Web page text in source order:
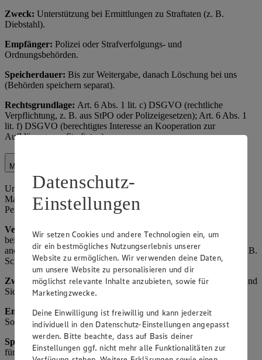
Zweck: Unterstützung bei Ermittlungen zu Straftaten (z. B.
Diebstahl).
Empfänger: Polizei oder Strafverfolgungs- und
Ordnungsbehörden.
Speicherdauer: Bis zur Weitergabe, danach Löschung bei uns
(Behörden speichern separat).
Rechtsgrundlage: Art. 6 Abs. 1 lit. c) DSGVO (rechtliche
Verpflichtung, z. B. aus StPO oder Polizeigesetzen); Art. 6 Abs. 1
lit. f) DSGVO (berechtigtes Interesse an Kooperation zur
Aufklärung von Straftaten).
Marktorganisation
Unter Marktorganisation fallen die interne Organisation des
Marktbetriebs, einschließlich Lagerverwaltung,
Personaleinsatzplanung und Kundenservice-Optimierung.
Verarbeitete Daten: Name und Kontaktdaten von Kunden (z. B.
bei Reservierungen oder Beschwerden), Einkaufsverhalten (z. B.
anonymisierte Statistiken zu Verkaufszahlen), Mitarbeiterdaten (z. B.
Schichtpläne).
Zweck:Effiziente Betriebsführung, Verbesserung des Angebots und
Sicherstellung der Verfügbarkeit von Waren.
Empfänger: Interne Abteilungen, ggf. externe Dienstleister für
Software (z. B. ERP-Systeme als Auftragsverarbeiter).
Speicherdauer : Bis zum Erreichen des Zwecks, maximal 3 Jahre
für Analysen, danach Anonymisierung oder Löschung.
Datenschutz-
Einstellungen
Wir setzen Cookies und andere Technologien ein, um
dir ein bestmögliches Nutzungserlebnis unserer
Website zu ermöglichen. Wir verwenden deine Daten,
um unsere Website zu personalisieren und dir
möglichst relevante Inhalte anzubieten, sowie für
Marketingzwecke.
Deine Einwilligung ist freiwillig und kann jederzeit
individuell in den Datenschutz-Einstellungen angepasst
werden. Bitte beachte, dass auf Basis deiner
Einstellungen ggf. nicht mehr alle Funktionalitäten zur